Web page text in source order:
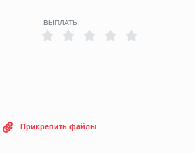
ВЫПЛАТЫ
Прикрепить файлы